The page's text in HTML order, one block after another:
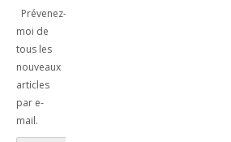
Prévenez-
moi de
tous les
nouveaux
articles
par e-
mail.